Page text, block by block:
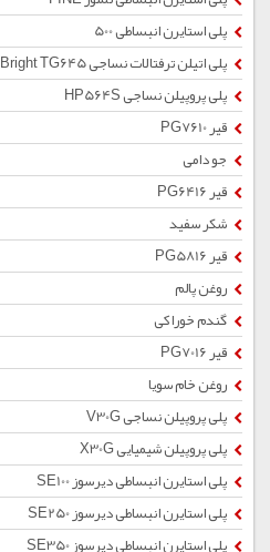
پلی استایرن انبساطی 500
پلی اتیلن ترفتالات نساجی Super Bright TG645
پلی پروپیلن نساجی HP564S
قیر PG7610
جو دامی
قیر PG6416
شکر سفید
قیر PG5816
روغن پالم
گندم خوراکی
قیر PG7016
روغن خام سویا
پلی پروپیلن نساجی V30G
پلی پروپیلن شیمیایی X30G
پلی استایرن انبساطی دیرسوز SE100
پلی استایرن انبساطی دیرسوز SE250
پلی استایرن انبساطی دیرسوز SE350